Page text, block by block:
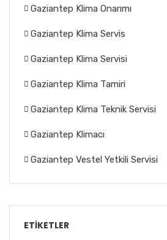
Gaziantep Klima Onarımı
Gaziantep Klima Servis
Gaziantep Klima Servisi
Gaziantep Klima Tamiri
Gaziantep Klima Teknik Servisi
Gaziantep Klimacı
Gaziantep Vestel Yetkili Servisi
ETIKETLER